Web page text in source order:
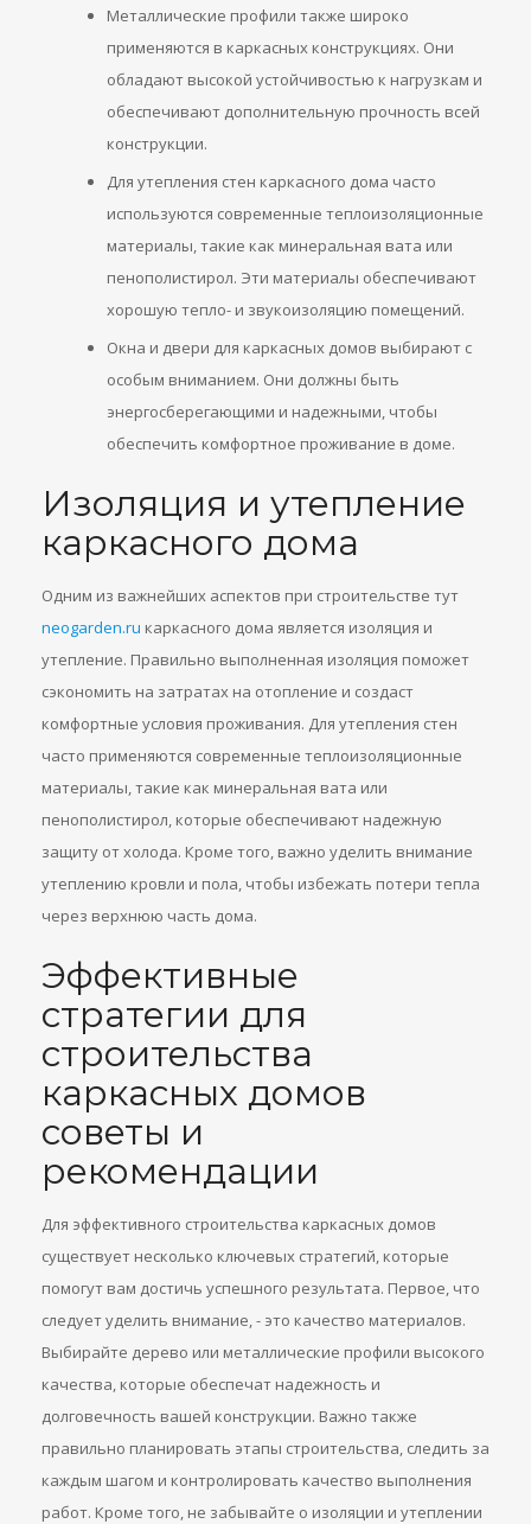
Металлические профили также широко
применяются в каркасных конструкциях. Они
обладают высокой устойчивостью к нагрузкам и
обеспечивают дополнительную прочность всей
конструкции.
Для утепления стен каркасного дома часто
используются современные теплоизоляционные
материалы, такие как минеральная вата или
пенополистирол. Эти материалы обеспечивают
хорошую тепло- и звукоизоляцию помещений.
Окна и двери для каркасных домов выбирают с
особым вниманием. Они должны быть
энергосберегающими и надежными, чтобы
обеспечить комфортное проживание в доме.
Изоляция и утепление
каркасного дома
Одним из важнейших аспектов при строительстве тут
neogarden.ru каркасного дома является изоляция и
утепление. Правильно выполненная изоляция поможет
сэкономить на затратах на отопление и создаст
комфортные условия проживания. Для утепления стен
часто применяются современные теплоизоляционные
материалы, такие как минеральная вата или
пенополистирол, которые обеспечивают надежную
защиту от холода. Кроме того, важно уделить внимание
утеплению кровли и пола, чтобы избежать потери тепла
через верхнюю часть дома.
Эффективные
стратегии для
строительства
каркасных домов
советы и
рекомендации
Для эффективного строительства каркасных домов
существует несколько ключевых стратегий, которые
помогут вам достичь успешного результата. Первое, что
следует уделить внимание, - это качество материалов.
Выбирайте дерево или металлические профили высокого
качества, которые обеспечат надежность и
долговечность вашей конструкции. Важно также
правильно планировать этапы строительства, следить за
каждым шагом и контролировать качество выполнения
работ. Кроме того, не забывайте о изоляции и утеплении